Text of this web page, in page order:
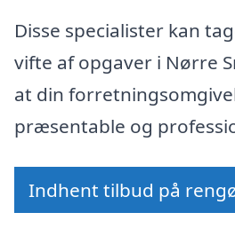
Disse specialister kan
vifte af opgaver i Nørre
at din
præsentable og
Indhent tilbud på